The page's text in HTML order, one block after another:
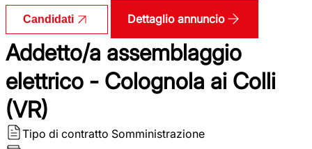
Candidati Dettaglio annuncio
Addetto/a assemblaggio
elettrico - Colognola ai Colli
(VR)
Tipo di contratto Somministrazione